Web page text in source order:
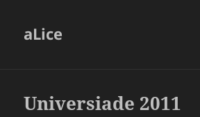
aLice
Universiade 2011